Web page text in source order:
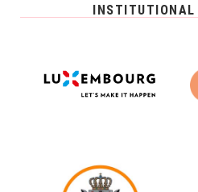
INSTITUTIONAL